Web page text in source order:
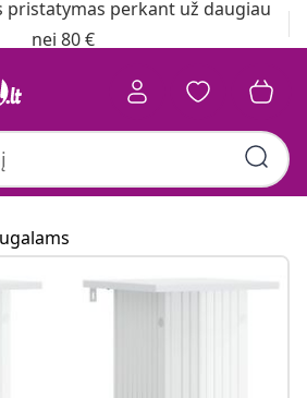
pristatymas perkant už daugiau
nei 80 €